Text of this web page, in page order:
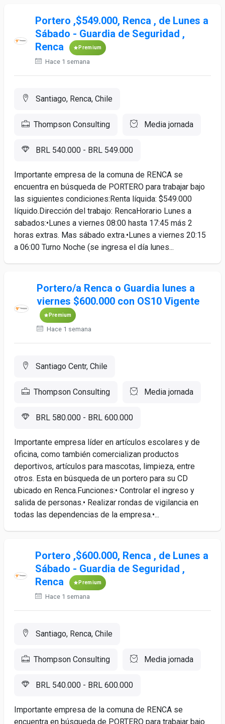
Portero ,$549.000, Renca , de Lunes a
Sábado - Guardia de Seguridad ,
Renca
Premium
Hace 1 semana
Santiago, Renca, Chile
Thompson Consulting Media jornada
BRL 540.000 - BRL 549.000
Importante empresa de la comuna de RENCA se
encuentra en búsqueda de PORTERO para trabajar bajo
las siguientes condiciones:Renta líquida: $549.000
líquido.Dirección del trabajo: RencaHorario Lunes a
sabados:•Lunes a viernes 08:00 hasta 17:45 más 2
horas extras. Mas sábado extra.•Lunes a viernes 20:15
a 06:00 Turno Noche (se ingresa el día lunes...
Portero/a Renca o Guardia lunes a
viernes $600.000 con OS10 Vigente
Premium
Hace 1 semana
Santiago Centr, Chile
Thompson Consulting Media jornada
BRL 580.000 - BRL 600.000
Importante empresa líder en artículos escolares y de
oficina, como también comercializan productos
deportivos, artículos para mascotas, limpieza, entre
otros. Esta en búsqueda de un portero para su CD
ubicado en Renca.Funciones:• Controlar el ingreso y
salida de personas.• Realizar rondas de vigilancia en
todas las dependencias de la empresa.•...
Portero ,$600.000, Renca , de Lunes a
Sábado - Guardia de Seguridad ,
Renca
Premium
Hace 1 semana
Santiago, Renca, Chile
Thompson Consulting Media jornada
BRL 540.000 - BRL 600.000
Importante empresa de la comuna de RENCA se
encuentra en búsqueda de PORTERO para trabajar bajo